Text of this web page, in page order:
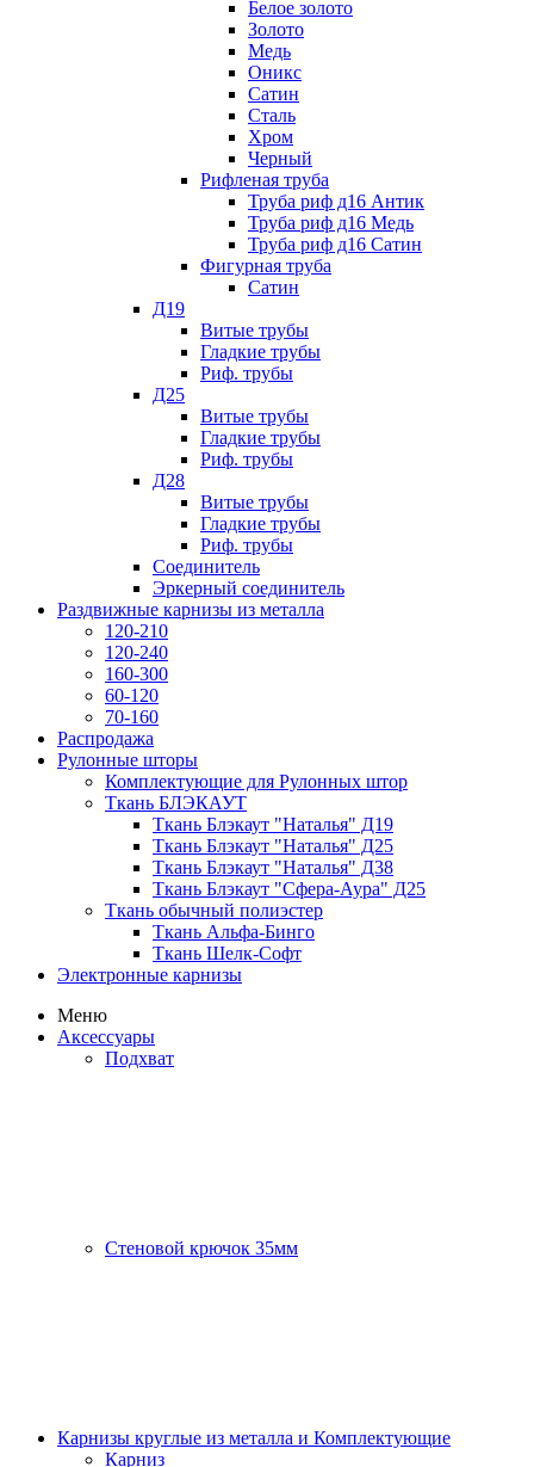
Белое золото
Золото
Медь
Оникс
Сатин
Сталь
Хром
Черный
Рифленая труба
Труба риф д16 Антик
Труба риф д16 Медь
Труба риф д16 Сатин
Фигурная труба
Сатин
Д19
Витые трубы
Гладкие трубы
Риф. трубы
Д25
Витые трубы
Гладкие трубы
Риф. трубы
Д28
Витые трубы
Гладкие трубы
Риф. трубы
Соединитель
Эркерный соединитель
Раздвижные карнизы из металла
120-210
120-240
160-300
60-120
70-160
Распродажа
Рулонные шторы
Комплектующие для Рулонных штор
Ткань БЛЭКАУТ
Ткань Блэкаут "Наталья" Д19
Ткань Блэкаут "Наталья" Д25
Ткань Блэкаут "Наталья" Д38
Ткань Блэкаут "Сфера-Аура" Д25
Ткань обычный полиэстер
Ткань Альфа-Бинго
Ткань Шелк-Софт
Электронные карнизы
Меню
Аксессуары
Подхват
Стеновой крючок 35мм
Карнизы круглые из металла и Комплектующие
Карниз